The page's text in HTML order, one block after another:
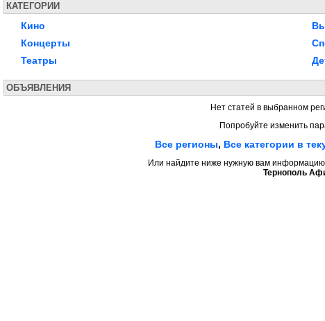
КАТЕГОРИИ
Кино
Концерты
Театры
ОБЪЯВЛЕНИЯ
Нет статей в выбранном
Попробуйте изменить
Все регионы, Все категории в
Или найдите ниже нужную вам информацию
Тернополь